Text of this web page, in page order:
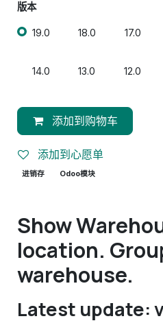
版本
19.0 18.0 17.0
14.0 13.0 12.0
添加到购物车
添加到心愿单
进销存 Odoo模块
Show
location.
warehouse.
Latest update: